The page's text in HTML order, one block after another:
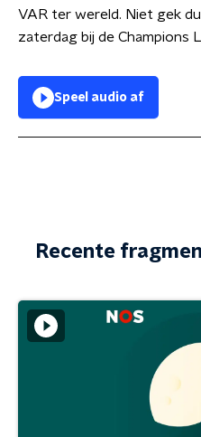
VAR ter wereld. Niet gek
zaterdag bij de Champions
Speel audio af
Recente